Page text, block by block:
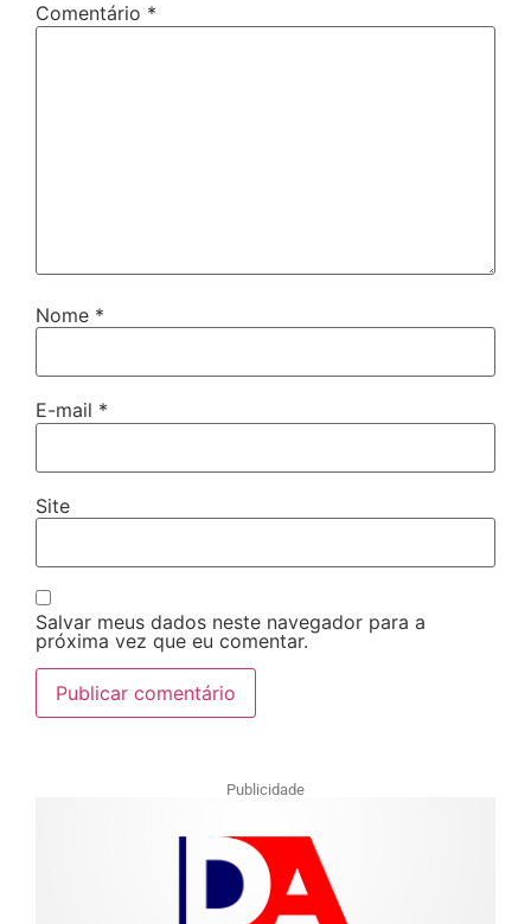
Comentário *
Nome *
E-mail *
Site
Salvar meus dados neste navegador para a
próxima vez que eu comentar.
Publicidade